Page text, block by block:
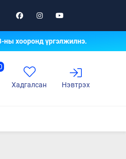
хооронд үргэлжилнэ.
Хадгалсан Нэвтрэх